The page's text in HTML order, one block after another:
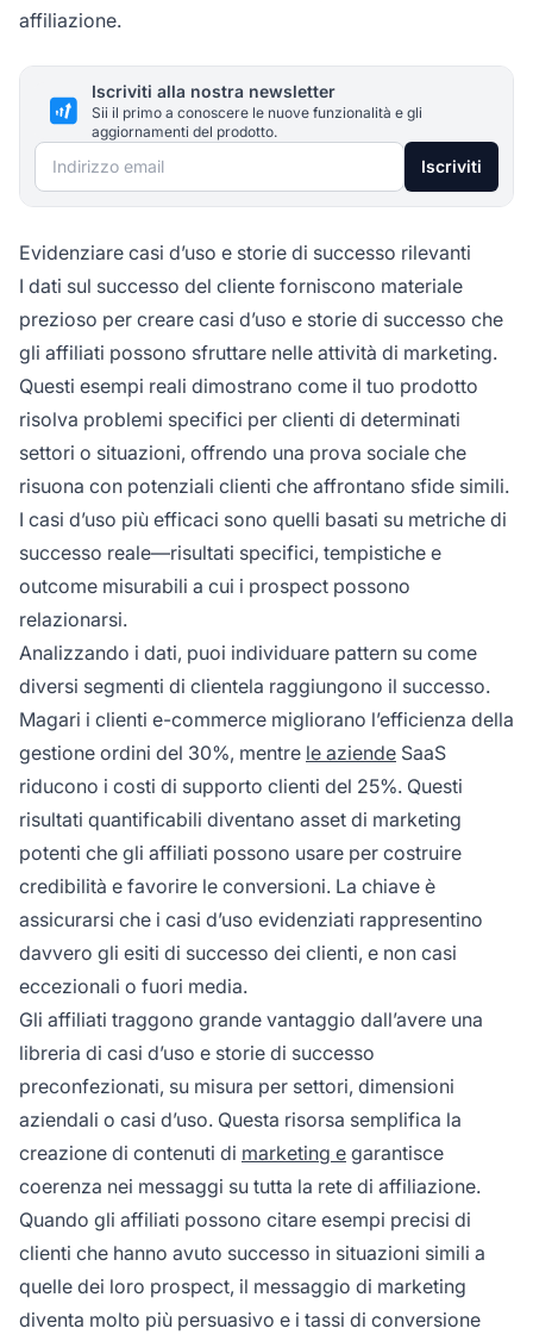
affiliazione.
Iscriviti alla nostra newsletter
Sii il primo a conoscere le nuove funzionalità e gli
aggiornamenti del prodotto.
Indirizzo email Iscriviti
Evidenziare casi d’uso e storie di successo rilevanti
I dati sul successo del cliente forniscono materiale
prezioso per creare casi d’uso e storie di successo che
gli affiliati possono sfruttare nelle attività di marketing.
Questi esempi reali dimostrano come il tuo prodotto
risolva problemi specifici per clienti di determinati
settori o situazioni, offrendo una prova sociale che
risuona con potenziali clienti che affrontano sfide simili.
I casi d’uso più efficaci sono quelli basati su metriche di
successo reale—risultati specifici, tempistiche e
outcome misurabili a cui i prospect possono
relazionarsi.
Analizzando i dati, puoi individuare pattern su come
diversi segmenti di clientela raggiungono il successo.
Magari i clienti e-commerce migliorano l’efficienza della
gestione ordini del 30%, mentre le aziende SaaS
riducono i costi di supporto clienti del 25%. Questi
risultati quantificabili diventano asset di marketing
potenti che gli affiliati possono usare per costruire
credibilità e favorire le conversioni. La chiave è
assicurarsi che i casi d’uso evidenziati rappresentino
davvero gli esiti di successo dei clienti, e non casi
eccezionali o fuori media.
Gli affiliati traggono grande vantaggio dall’avere una
libreria di casi d’uso e storie di successo
preconfezionati, su misura per settori, dimensioni
aziendali o casi d’uso. Questa risorsa semplifica la
creazione di contenuti di marketing e garantisce
coerenza nei messaggi su tutta la rete di affiliazione.
Quando gli affiliati possono citare esempi precisi di
clienti che hanno avuto successo in situazioni simili a
quelle dei loro prospect, il messaggio di marketing
diventa molto più persuasivo e i tassi di conversione